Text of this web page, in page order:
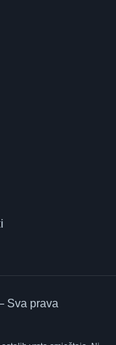
Sva prava